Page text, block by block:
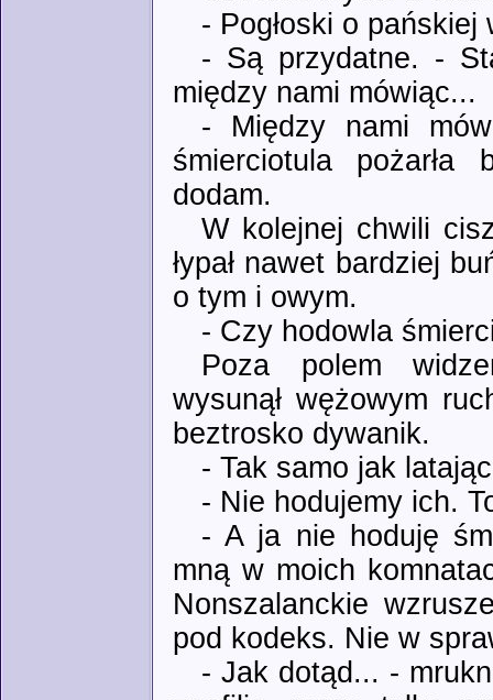
- Pogłoski o
- Są przydatne. -
między nami mówiąc...
- Między nami
śmierciotula pożarła
dodam.
W kolejnej chwili
łypał nawet bardziej
o tym i owym.
- Czy hodowla
Poza polem
wysunął wężowym
beztrosko dywanik.
- Tak samo jak
- Nie hodujemy ich.
- A ja nie hoduję
mną w moich
Nonszalanckie
pod kodeks. Nie w
- Jak dotąd... -